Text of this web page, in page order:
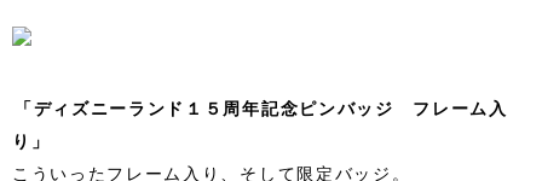
「ディズニーランド１５周年記念ピンバッジ フレーム入
り」
こういったフレーム入り、そして限定バッジ。